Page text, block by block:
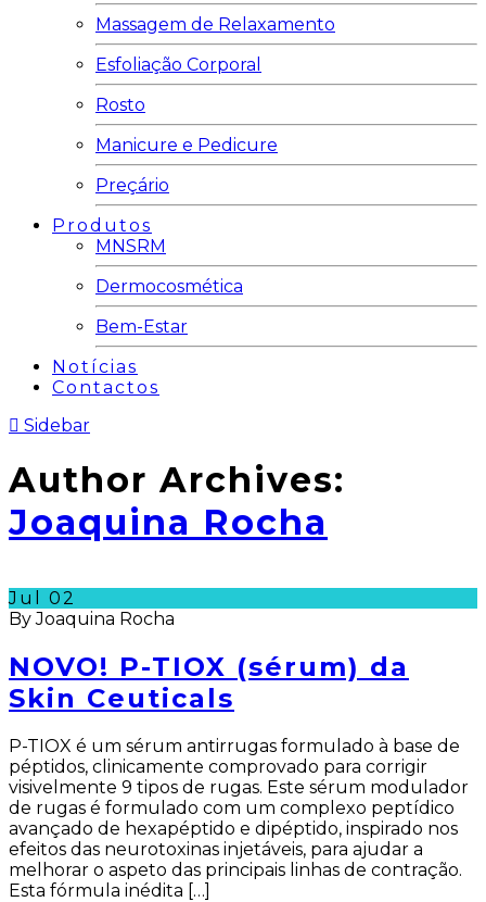
Massagem de Relaxamento
Esfoliação Corporal
Rosto
Manicure e Pedicure
Preçário
Produtos
MNSRM
Dermocosmética
Bem-Estar
Notícias
Contactos
Sidebar
Author Archives:
Joaquina Rocha
Jul
02
By Joaquina Rocha
NOVO! P-TIOX (sérum) da
Skin Ceuticals
P-TIOX é um sérum antirrugas formulado à base de
péptidos, clinicamente comprovado para corrigir
visivelmente 9 tipos de rugas. Este sérum modulador
de rugas é formulado com um complexo peptídico
avançado de hexapéptido e dipéptido, inspirado nos
efeitos das neurotoxinas injetáveis, para ajudar a
melhorar o aspeto das principais linhas de contração.
Esta fórmula inédita […]